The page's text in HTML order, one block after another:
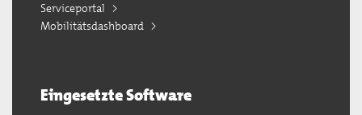
Serviceportal
Mobilitätsdashboard
Eingesetzte Software